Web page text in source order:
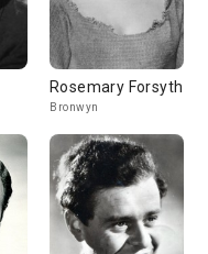
Rosemary Forsyth
Bronwyn